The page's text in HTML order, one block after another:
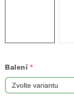
Balení